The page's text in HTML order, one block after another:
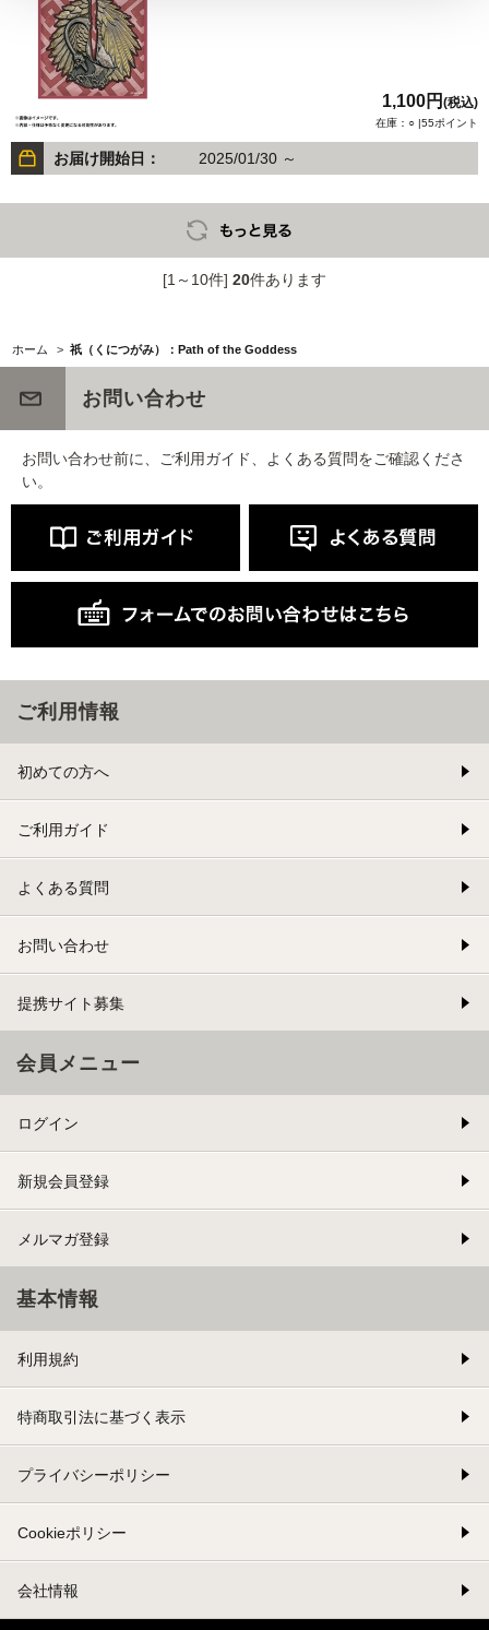
1,100円 (税込)
在庫：○ |55ポイント
お届け開始日： 2025/01/30 ～
[1～10件] 20件あります
ホーム > 祇（くにつがみ）：Path of the Goddess
お問い合わせ
お問い合わせ前に、ご利用ガイド、よくある質問をご確認くださ
い。
ご利用情報
初めての方へ
ご利用ガイド
よくある質問
お問い合わせ
提携サイト募集
会員メニュー
ログイン
新規会員登録
メルマガ登録
基本情報
利用規約
特商取引法に基づく表示
プライバシーポリシー
Cookieポリシー
会社情報